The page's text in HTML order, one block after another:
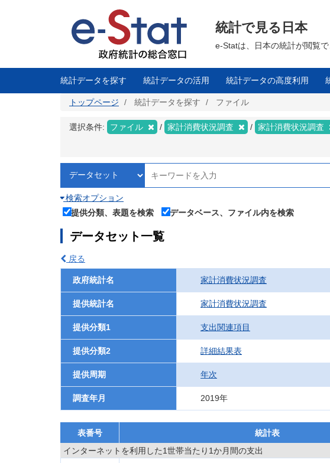
に
統計で見る日本
e-Statは、日本の統計が閲覧
統計データを探す 統計データの活用 統計データの高度利用
トップページ 統計データを探す ファイル
選択条件: ファイル 家計消費状況調査 家計消費状況調査
検索オプション
提供分類、表題を検索
データベース、ファイル内を検索
データセット一覧
戻る
政府統計名 家計消費状況調査
提供統計名 家計消費状況調査
提供分類1 支出関連項目
提供分類2 詳細結果表
提供周期 年次
調査年月 2019年
表番号 統計表
インターネットを利用した1世帯当たり1か月間の支出